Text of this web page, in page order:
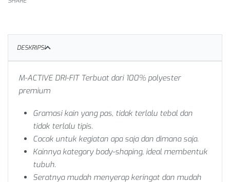
DESKRIPSI
M-ACTIVE DRI-FITTerbuat dari 100% polyester
premium
Gramasi kain yang pas, tidak terlalu tebal dan
tidak terlalu tipis.
Cocok untuk kegiatan apa saja dan dimana saja.
Kainnya kategory body-shaping, ideal membentuk
tubuh.
Seratnya mudah menyerap keringat dan mudah